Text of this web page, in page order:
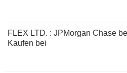
FLEX LTD. : JPMorgan Chase
Kaufen bei